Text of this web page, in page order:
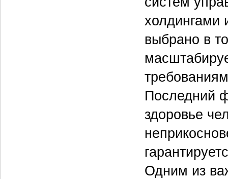
холдингами
выбрано в
Последний
здоровье
Одним из